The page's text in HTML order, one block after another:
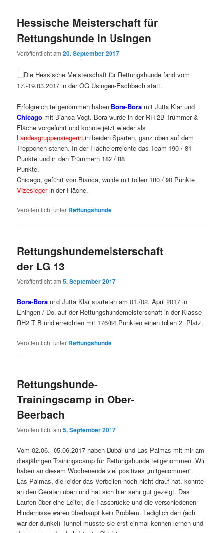
Hessische Meisterschaft für
Rettungshunde in Usingen
Veröffentlicht am20. September 2017
Die Hessische Meisterschaft für Rettungshunde fand vom
17.-19.03.2017 in der OG Usingen-Eschbach statt.
Erfolgreich teilgenommen haben Bora-Bora mit Jutta Klar und
Chicago mit Bianca Vogt. Bora wurde in der RH 2B Trümmer &
Fläche vorgeführt und konnte jetzt wieder als
Landesgruppensiegerin,in beiden Sparten, ganz oben auf dem
Treppchen stehen. In der Fläche erreichte das Team 190 / 81
Punkte und in den Trümmern 182 / 88
Chicago, geführt von Bianca, wurde mit tollen 180 / 90 Punkte
Vizesiegerin der Fläche.
Veröffentlicht unter Rettungshunde
Rettungshundemeisterschaft
der LG 13
Veröffentlicht am5. September 2017
Bora-Bora und Jutta Klar starteten am 01./02. April 2017 in
Ehingen / Do. auf der Rettungshundemeisterschaft in der Klasse
RH2 T B und erreichten mit 176/84 Punkten einen tollen 2. Platz.
Veröffentlicht unter Rettungshunde
Rettungshunde-
Trainingscamp in Ober-
Beerbach
Veröffentlicht am5. September 2017
Vom 02.06.- 05.06.2017 haben Dubai und Las Palmas mit mir am
diesjährigen Trainingscamp für Rettungshunde teilgenommen. Wir
haben an diesem Wochenende viel positives „mitgenommen“.
Las Palmas, die leider das Verbellen noch nicht drauf hat, konnte
an den Geräten üben und hat sich hier sehr gut gezeigt. Das
Laufen über eine Leiter, die Fassbrücke und die verschiedenen
Hindernisse waren überhaupt kein Problem. Lediglich den (ach
war der dunkel) Tunnel musste sie erst einmal kennen lernen und